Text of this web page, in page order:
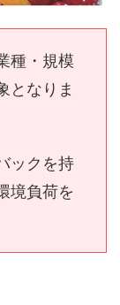
種・規模
となりま
ックを持
境負荷を